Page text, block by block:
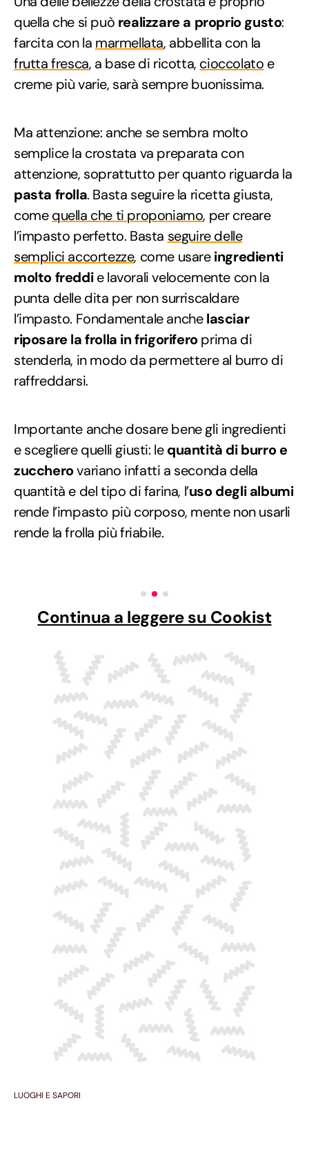
quella che si può realizzare a proprio gusto:
farcita con la marmellata, abbellita con la
frutta fresca, a base di ricotta, cioccolato e
creme più varie, sarà sempre buonissima.
Ma attenzione: anche se sembra molto
semplice la crostata va preparata con
attenzione, soprattutto per quanto riguarda la
pasta frolla. Basta seguire la ricetta giusta,
comequella che ti proponiamo, per creare
l’impasto perfetto. Basta seguire delle
semplici accortezze, come usareingredienti
molto freddie lavorali velocemente con la
punta delle dita per non surriscaldare
l’impasto. Fondamentale anchelasciar
riposare la frolla in frigoriferoprima di
stenderla, in modo da permettere al burro di
raffreddarsi.
Importante anche dosare bene gli ingredienti
e scegliere quelli giusti: lequantità di burro e
zuccherovariano infatti a seconda della
quantità e del tipo di farina, l’uso degli albumi
rende l’impasto più corposo, mente non usarli
rende la frolla più friabile.
Continua a leggere su Cookist
LUOGHI E SAPORI